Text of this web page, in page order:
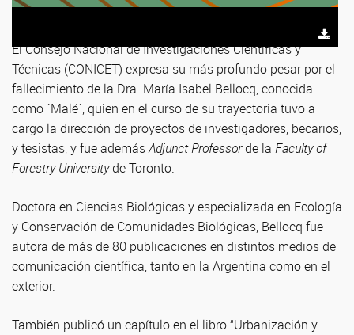
El Consejo Nacional de Investigaciones Científicas y
Técnicas (CONICET) expresa su más profundo pesar por el
fallecimiento de la Dra. María Isabel Bellocq, conocida
como ´Malé´, quien en el curso de su trayectoria tuvo a
cargo la dirección de proyectos de investigadores, becarios,
y tesistas, y fue ademásAdjunct Professorde la Faculty of
Forestry Universityde Toronto.
Doctora en Ciencias Biológicas y especializada en Ecología
y Conservación de Comunidades Biológicas, Bellocq fue
autora de más de 80 publicaciones en distintos medios de
comunicación científica, tanto en la Argentina como en el
exterior.
También publicó un capítulo en el libro “Urbanización y